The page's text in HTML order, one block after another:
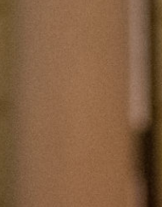
der eine oder
Look durch den
schlendern. Und
fehlen; der
Ein Glühwein auf
das ist Tradition
eingefrorenen